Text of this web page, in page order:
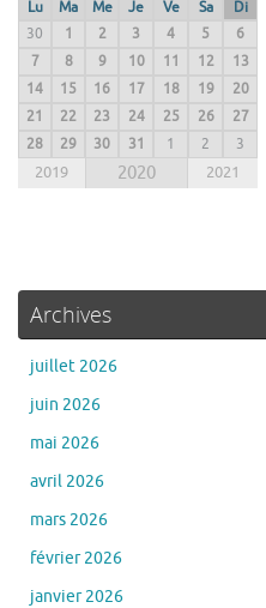
Lu Ma Me Je Ve Sa
Di
30
1 2 3 4 5
6
7
8 9 10 11 12
13
14
15 16 17 18 19
20
21
22 23 24 25 26
27
28
29 30 31 1 2 3
2019 2020 2021
Archives
juillet 2026
juin 2026
mai 2026
avril 2026
mars 2026
février 2026
janvier 2026